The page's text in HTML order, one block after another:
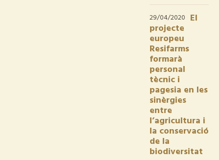
29/04/2020 El
projecte
europeu
Resifarms
formarà
personal
tècnic i
pagesia en les
sinèrgies
entre
l’agricultura i
la conservació
de la
biodiversitat